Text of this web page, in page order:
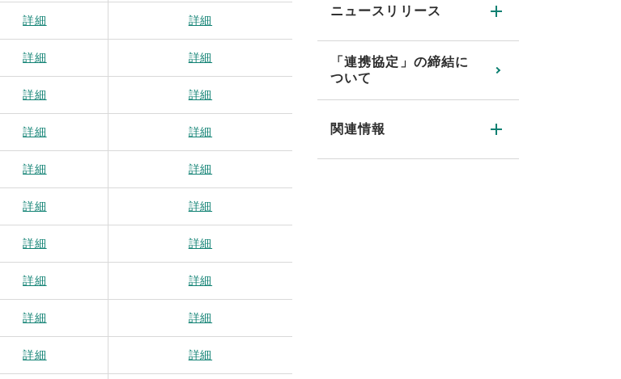
詳細 詳細
詳細 詳細
詳細 詳細
詳細 詳細
詳細 詳細
詳細 詳細
詳細 詳細
詳細 詳細
詳細 詳細
詳細 詳細
ニュースリリース
「連携協定」の締結に
ついて
関連情報